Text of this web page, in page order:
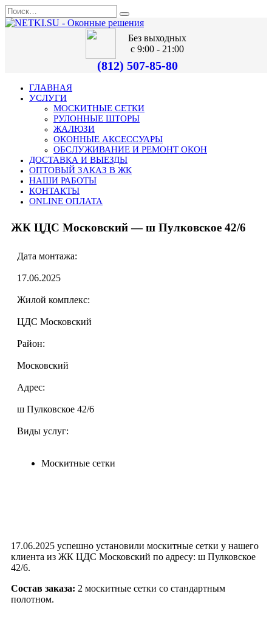
Без выходных
с 9:00 - 21:00
(812) 507-85-80
ГЛАВНАЯ
УСЛУГИ
МОСКИТНЫЕ СЕТКИ
РУЛОННЫЕ ШТОРЫ
ЖАЛЮЗИ
ОКОННЫЕ АКСЕССУАРЫ
ОБСЛУЖИВАНИЕ И РЕМОНТ ОКОН
ДОСТАВКА И ВЫЕЗДЫ
ОПТОВЫЙ ЗАКАЗ В ЖК
НАШИ РАБОТЫ
КОНТАКТЫ
ONLINE ОПЛАТА
ЖК ЦДС Московский — ш Пулковское 42/6
Дата монтажа:
17.06.2025
Жилой комплекс:
ЦДС Московский
Район:
Московский
Адрес:
ш Пулковское 42/6
Виды услуг:
Москитные сетки
17.06.2025 успешно установили москитные сетки у нашего
клиента из ЖК ЦДС Московский по адресу: ш Пулковское
42/6.
Состав заказа: 2 москитные сетки со стандартным
полотном.